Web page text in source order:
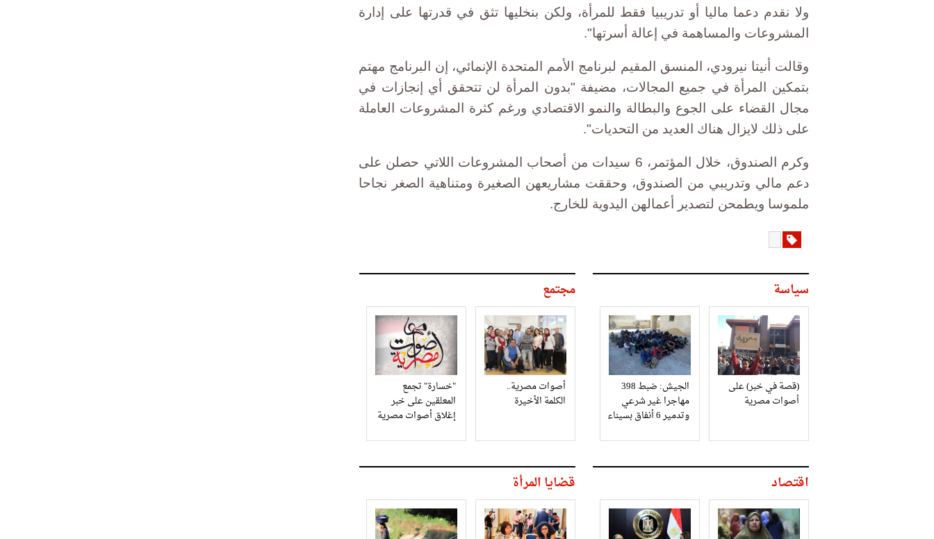
ولا نقدم دعما ماليا أو تدريبيا فقط للمرأة، ولكن بنخليها تثق في قدرتها على إدارة
المشروعات والمساهمة في إعالة أسرتها".
وقالت أنيتا نيرودي، المنسق المقيم لبرنامج الأمم المتحدة الإنمائي، إن البرنامج مهتم
بتمكين المرأة في جميع المجالات، مضيفة "بدون المرأة لن تتحقق أي إنجازات في
مجال القضاء على الجوع والبطالة والنمو الاقتصادي ورغم كثرة المشروعات العاملة
على ذلك لايزال هناك العديد من التحديات".
وكرم الصندوق، خلال المؤتمر، 6 سيدات من أصحاب المشروعات اللاتي حصلن على
دعم مالي وتدريبي من الصندوق، وحققت مشاريعهن الصغيرة ومتناهية الصغر نجاحا
ملموسا ويطمحن لتصدير أعمالهن اليدوية للخارج.
سياسة
(قصة في خبر) على
أصوات مصرية
الجيش: ضبط 398
مهاجرا غير شرعي
وتدمير 6 أنفاق بسيناء
مجتمع
أصوات مصرية..
الكلمة الأخيرة
"خسارة" تجمع
المعلقين على خبر
إغلاق أصوات مصرية
اقتصاد قضايا المرأة